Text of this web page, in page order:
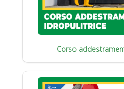
Corso